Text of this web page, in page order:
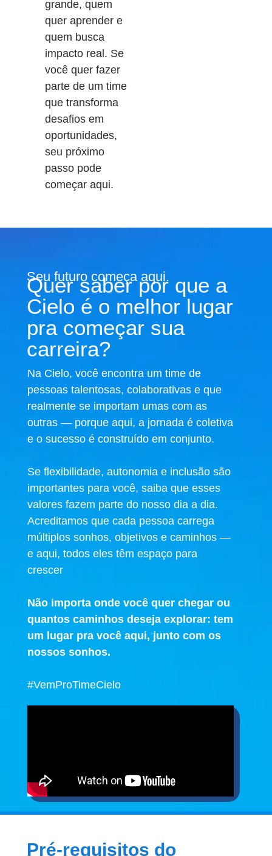
grande, quem
quer aprender e
quem busca
impacto real. Se
você quer fazer
parte de um time
que transforma
desafios em
oportunidades,
seu próximo
passo pode
começar aqui.
Seu futuro começa aqui.
Quer saber por que a
Cielo é o melhor lugar
pra começar sua
carreira?
Na Cielo, você encontra um time de
pessoas talentosas, colaborativas e que
realmente se importam umas com as
outras — porque aqui, a jornada é coletiva
e o sucesso é construído em conjunto.
Se flexibilidade, autonomia e inclusão são
importantes para você, saiba que esses
valores fazem parte do nosso dia a dia.
Acreditamos que cada pessoa carrega
múltiplos sonhos, objetivos e caminhos —
e aqui, todos eles têm espaço para
crescer
Não importa onde você quer chegar ou
quantos caminhos deseja explorar: tem
um lugar pra você aqui, junto com os
nossos sonhos.
#VemProTimeCielo
Pré-requisitos do